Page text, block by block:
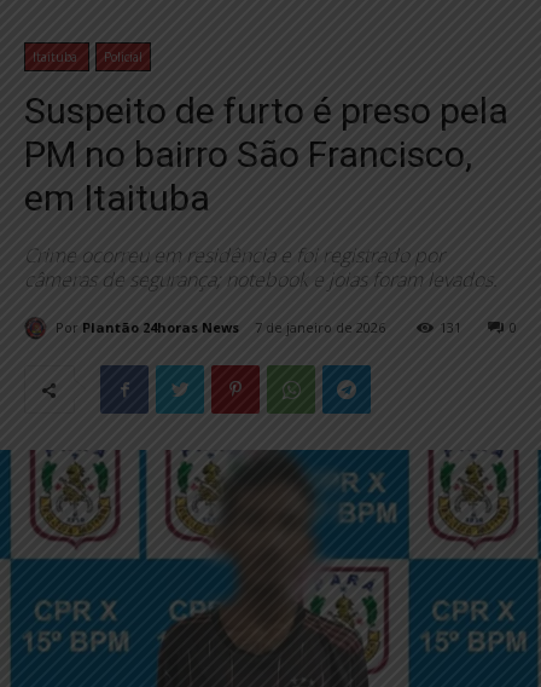
Itaituba Policial
Suspeito de furto é preso pela
PM no bairro São Francisco,
em Itaituba
Crime ocorreu em residência e foi registrado por
câmeras de segurança; notebook e joias foram levados.
Por Plantão 24horas News 7 de janeiro de 2026 0
131